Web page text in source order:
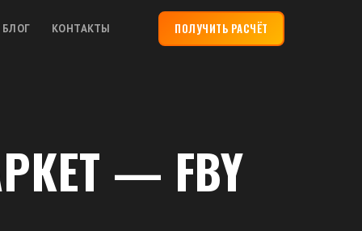
БЛОГ КОНТАКТЫ ПОЛУЧИТЬ РАСЧЁТ
— FBY